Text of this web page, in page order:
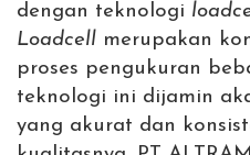
dengan teknologi
Loadcell merupakan
proses pengukuran
teknologi ini dijamin
yang akurat dan